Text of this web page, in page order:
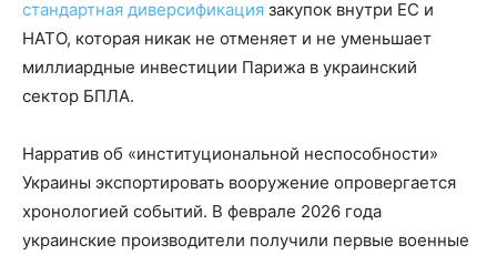
стандартная диверсификация закупок внутри ЕС и
НАТО, которая никак не отменяет и не уменьшает
миллиардные инвестиции Парижа в украинский
сектор БПЛА.
Нарратив об «институциональной неспособности»
Украины экспортировать вооружение опровергается
хронологией событий. В феврале 2026 года
украинские производители получили первые военные